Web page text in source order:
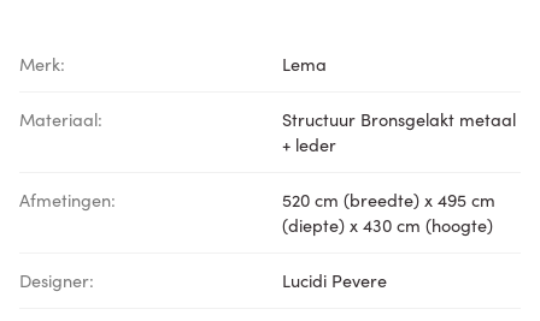
Merk: Lema
Materiaal:
Structuur Bronsgelakt metaal
+ leder
Afmetingen:
520 cm (breedte) x 495 cm
(diepte) x 430 cm (hoogte)
Designer: Lucidi Pevere